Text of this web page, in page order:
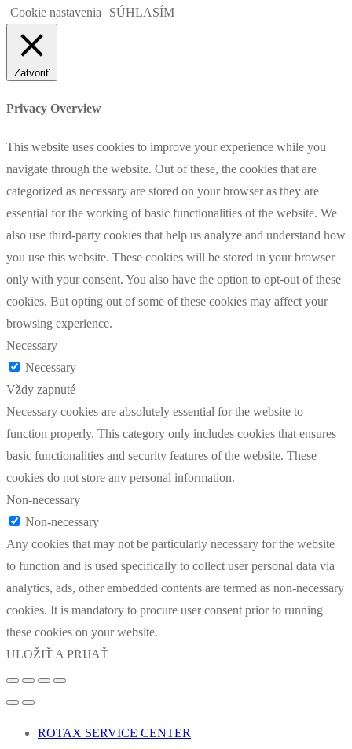
Cookie nastavenia
SÚHLASÍM
Zatvoriť
Privacy Overview
This website uses cookies to improve your experience while you
navigate through the website. Out of these, the cookies that are
categorized as necessary are stored on your browser as they are
essential for the working of basic functionalities of the website. We
also use third-party cookies that help us analyze and understand how
you use this website. These cookies will be stored in your browser
only with your consent. You also have the option to opt-out of these
cookies. But opting out of some of these cookies may affect your
browsing experience.
Necessary
Necessary
Vždy zapnuté
Necessary cookies are absolutely essential for the website to
function properly. This category only includes cookies that ensures
basic functionalities and security features of the website. These
cookies do not store any personal information.
Non-necessary
Non-necessary
Any cookies that may not be particularly necessary for the website
to function and is used specifically to collect user personal data via
analytics, ads, other embedded contents are termed as non-necessary
cookies. It is mandatory to procure user consent prior to running
these cookies on your website.
ULOŽIŤ A PRIJAŤ
ROTAX SERVICE CENTER